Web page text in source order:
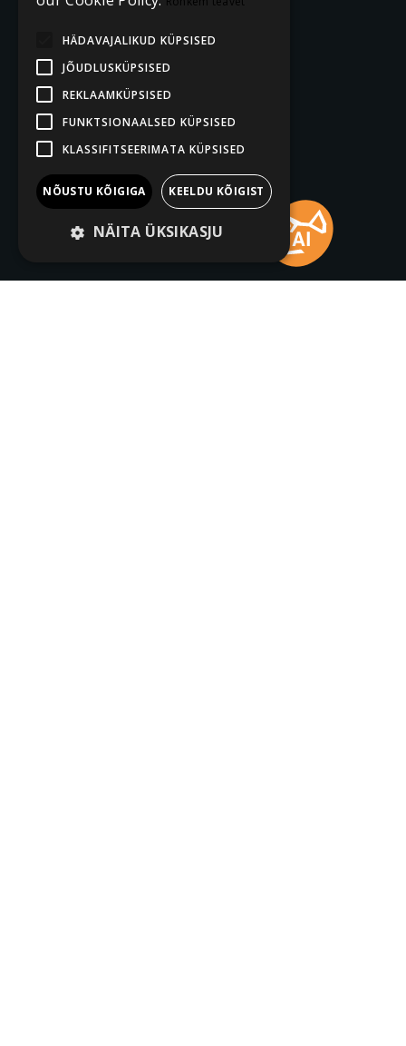
HÄDAVAJALIKUD KÜPSISED
JÕUDLUSKÜPSISED
REKLAAMKÜPSISED
FUNKTSIONAALSED KÜPSISED
KLASSIFITSEERIMATA KÜPSISED
NÕUSTU KÕIGIGA KEELDU KÕIGIST
NÄITA ÜKSIKASJU